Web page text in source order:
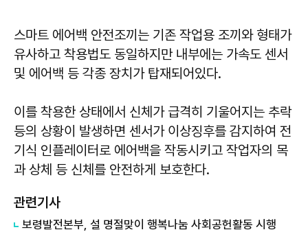
스마트 에어백 안전조끼는 기존 작업용 조끼와 형태가
유사하고 착용법도 동일하지만 내부에는 가속도 센서
및 에어백 등 각종 장치가 탑재되어있다.
이를 착용한 상태에서 신체가 급격히 기울어지는 추락
등의 상황이 발생하면 센서가 이상징후를 감지하여 전
기식 인플레이터로 에어백을 작동시키고 작업자의 목
과 상체 등 신체를 안전하게 보호한다.
관련기사
보령발전본부, 설 명절맞이 행복나눔 사회공헌활동 시행